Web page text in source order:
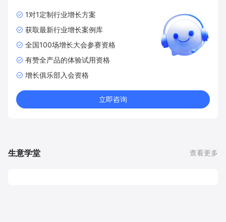
1对1定制行业增长方案
获取最新行业增长案例库
全国100场增长大会参赛资格
有赞全产品的体验试用资格
增长俱乐部入会资格
立即咨询
生意学堂 查看更多